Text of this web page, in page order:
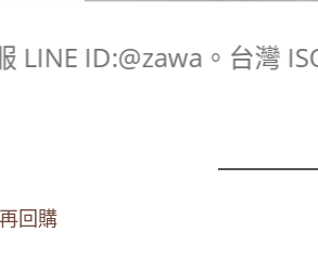
ID:@zawa。台灣 ISO
回購